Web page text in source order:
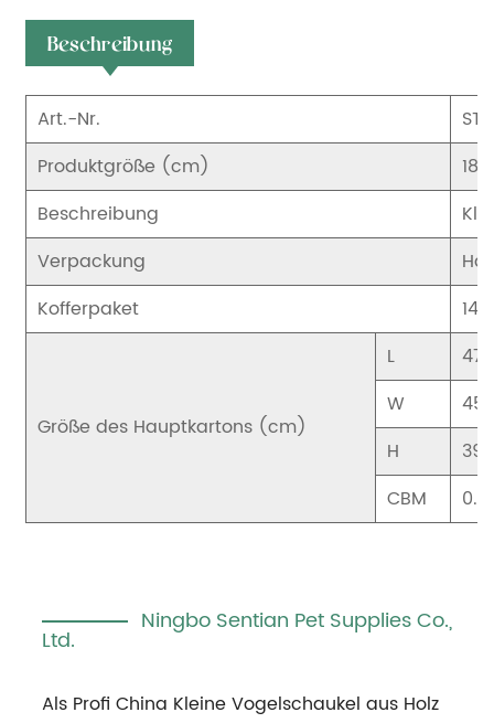
Beschreibung
Art.-Nr.
Produktgröße (cm)
Beschreibung
Verpackung
Kofferpaket
144
Größe des Hauptkartons (cm)
L
W
H
39
CBM
Ningbo Sentian Pet Supplies Co.,
Ltd.
Als ProfiChina Kleine Vogelschaukel aus Holz